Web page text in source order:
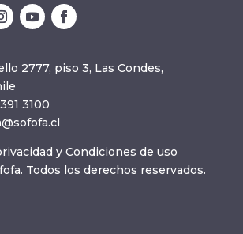
2777, piso 3, Las Condes,
3100
y Condiciones de uso
Todos los derechos reservados.